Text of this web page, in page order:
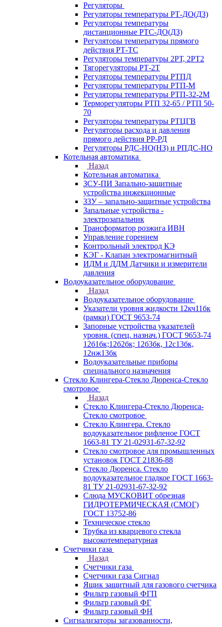
Регуляторы
Регуляторы температуры РТ-ДО(ДЗ)
Регуляторы температуры
дистанционные РТС-ДО(ДЗ)
Регуляторы температуры прямого
действия РТ-ТС
Регуляторы температуры 2РТ, 2РT2
Тягорегуляторы РТ-2Т
Регуляторы температуры РТПД
Регуляторы температуры РТП-M
Регуляторы температуры РТП-32-2М
Терморегуляторы РТП 32-65 / РТП 50-
70
Регуляторы температуры РТЦГВ
Регуляторы расхода и давления
прямого действия РР-РД
Регуляторы РДС-НО(НЗ) и РПДС-НО
Котельная автоматика
Назад
Котельная автоматика
ЗСУ-ПИ Запально-защитные
устройства инжекционные
ЗЗУ – запально-защитные устройства
Запальные устройства -
электрозапальник
Трансформатор розжига ИВН
Управление горением
Контрольный электрод КЭ
КЭГ - Клапан электромагнитный
ИДМ и ДДМ Датчики и измерители
давления
Водоуказательное оборудование
Назад
Водоуказательное оборудование
Указатели уровня жидкости 12кч11бк
(рамки) ГОСТ 9653-74
Запорные устройства указателей
уровня. (спец. назнач.) ГОСТ 9653-74
12б1бк;12б2бк; 12б3бк, 12с13бк,
12нж13бк
Водоуказательные приборы
специального назначения
Стекло Клингера-Стекло Дюренса-Стекло
смотровое
Назад
Стекло Клингера-Стекло Дюренса-
Стекло смотровое
Стекло Клингера. Стекло
водоуказательное рифленое ГОСТ
1663-81 ТУ 21-02931-67-32-92
Стекло смотровое для промышленных
установок ГОСТ 21836-88
Стекло Дюренса. Стекло
водоуказательное гладкое ГОСТ 1663-
81 ТУ 21-02931-67-32-92
Слюда МУСКОВИТ обрезная
ГИДРОТЕРМИЧЕСКАЯ (СМОГ)
ГОСТ 13752-86
Техническое стекло
Трубка из кварцевого стекла
высокотемпературная
Счетчики газа
Назад
Счетчики газа
Счетчики газа Сигнал
Ящик защитный для газового счетчика
Фильтр газовый ФГП
Фильтр газовый ФГ
Фильтр газовый ФН
Сигнализаторы загазованности,